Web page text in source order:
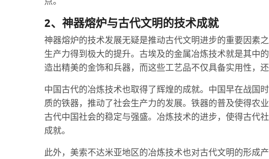
2、神器熔炉与古代文明的技术成就
神器熔炉的技术发展无疑是推动古代文明进步的重要因素
生产力得到极大的提升。古埃及的金属冶炼技术就是其中
造出精美的金饰和兵器，而这些工艺品不仅具备实用性，
中国古代的冶炼技术也取得了辉煌的成就。中国早在战国
质的铁器，推动了社会生产力的发展。铁器的普及使得农
古代中国社会的稳定与强盛。冶炼技术的进步，使得古代
成就。
此外，美索不达米亚地区的冶炼技术也对古代文明的形成